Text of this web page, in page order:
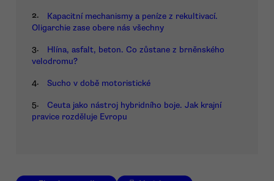
2.
Kapacitní mechanismy a peníze z rekultivací.
Oligarchie zase obere nás všechny
3.
Hlína, asfalt, beton. Co zůstane z brněnského
velodromu?
4. Sucho v době motoristické
5.
Ceuta jako nástroj hybridního boje. Jak krajní
pravice rozděluje Evropu